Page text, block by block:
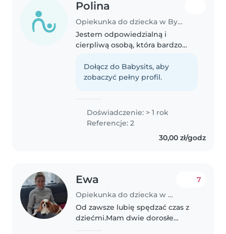
Polina
Opiekunka do dziecka w Bydgoszcz
Jestem odpowiedzialną i
cierpliwą osobą, która bardzo
Łatwo nawiązuję z nimi kontakt i
potrafię stworzyć ciepłą oraz
Dołącz do Babysits, aby
zobaczyć pełny profil.
Doświadczenie: > 1 rok
Referencje: 2
30,00 zł/godz
Ewa
Opiekunka do dziecka w Bydgoszcz
7
Od zawsze lubię spędzać czas z
dziećmi.Mam dwie dorosłe